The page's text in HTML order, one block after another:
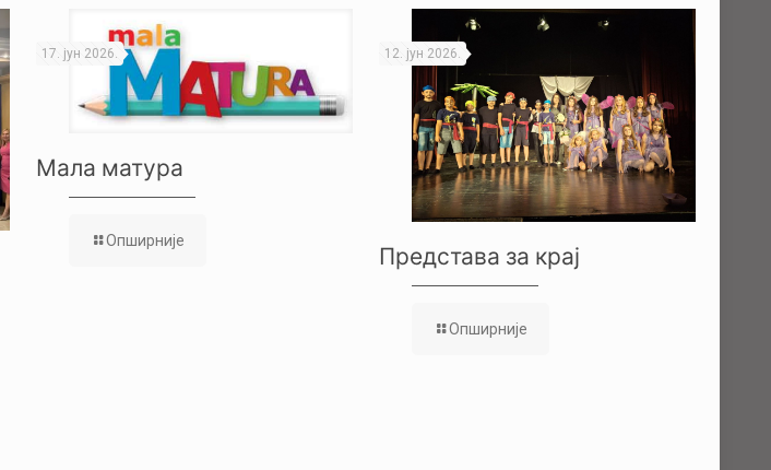
17. јун 2026.
Мала матура
Опширније
12. јун 2026.
Представа за крај
Опширније